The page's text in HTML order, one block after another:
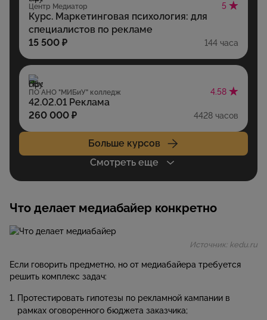
Центр Медиатор 5
Курс. Маркетинговая психология: для
специалистов по рекламе
15 500 ₽
144 часа
ПО АНО "МИБиУ" колледж 4.58
42.02.01 Реклама
260 000 ₽
4428 часов
Больше курсов
Смотреть еще
Что делает медиабайер конкретно
Источник: kedu.ru
Если говорить предметно, но от медиабайера требуется
решить комплекс задач:
Протестировать гипотезы по рекламной кампании в
рамках оговоренного бюджета заказчика;